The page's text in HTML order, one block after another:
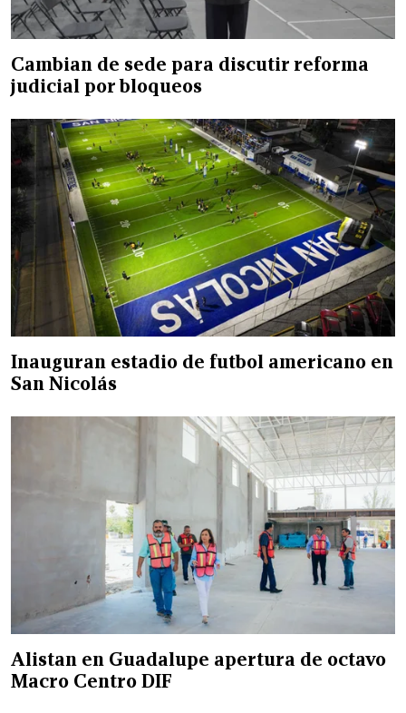
Cambian de sede para discutir reforma
judicial por bloqueos
Inauguran estadio de futbol americano en
San Nicolás
Alistan en Guadalupe apertura de octavo
Macro Centro DIF